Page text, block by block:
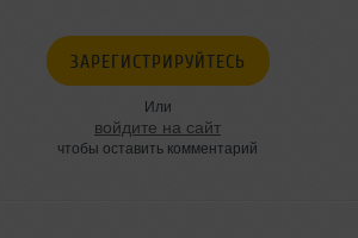
ЗАРЕГИСТРИРУЙТЕСЬ
Или
войдите на сайт
чтобы оставить комментарий